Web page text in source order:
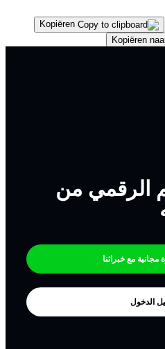
Kopiëren
Kopiëren
الرقمي من
مع خبرائنا